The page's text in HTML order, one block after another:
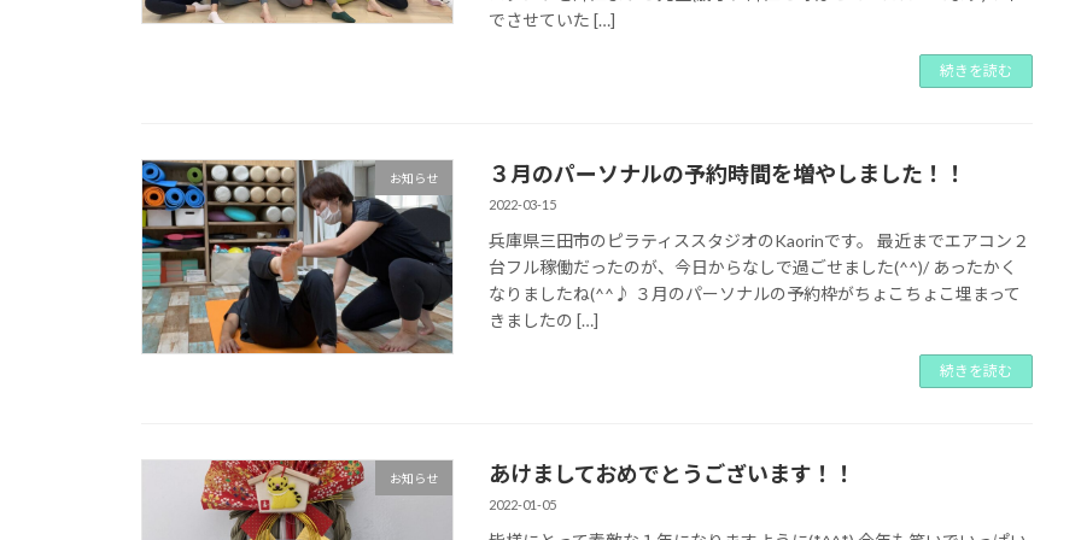
でさせていた […]
続きを読む
お知らせ ３月のパーソナルの予約時間を増やしました！！
2022-03-15
兵庫県三田市のピラティススタジオのKaorinです。 最近までエアコン２
台フル稼働だったのが、今日からなしで過ごせました(^^)/ あったかく
なりましたね(^^♪ ３月のパーソナルの予約枠がちょこちょこ埋まって
きましたの […]
続きを読む
お知らせ あけましておめでとうございます！！
2022-01-05